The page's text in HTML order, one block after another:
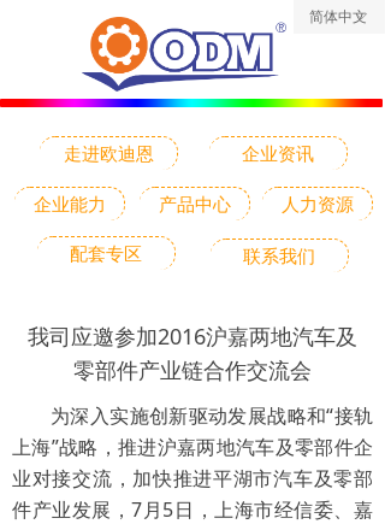
走进欧迪恩
人力资源
企业资讯
联系我们
企业能力
配套专区
ꀅ
简体中文
产品中心
我司应邀参加2016沪嘉两地汽车及
零部件产业链合作交流会
为深入实施创新驱动发展战略和“接轨
上海”战略，推进沪嘉两地汽车及零部件企
业对接交流，加快推进平湖市汽车及零部
件产业发展，7月5日，上海市经信委、嘉